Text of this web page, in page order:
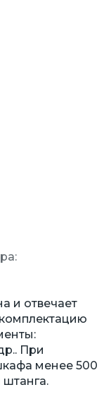
и отвечает
При
менее 500